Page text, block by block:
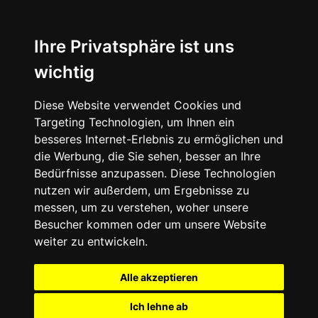
Ihre Privatsphäre ist uns
wichtig
Diese Website verwendet Cookies und
Targeting Technologien, um Ihnen ein
besseres Internet-Erlebnis zu ermöglichen und
die Werbung, die Sie sehen, besser an Ihre
Bedürfnisse anzupassen. Diese Technologien
nutzen wir außerdem, um Ergebnisse zu
messen, um zu verstehen, woher unsere
Besucher kommen oder um unsere Website
weiter zu entwickeln.
Alle akzeptieren
Ich lehne ab